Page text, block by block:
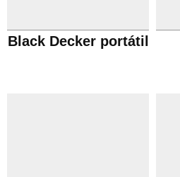
Black Decker portátil